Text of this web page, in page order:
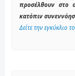
προσέλθουν στο
κατόπιν
Δείτε την εγκύκλιο